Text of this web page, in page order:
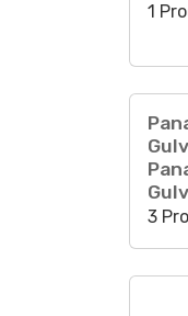
1
3